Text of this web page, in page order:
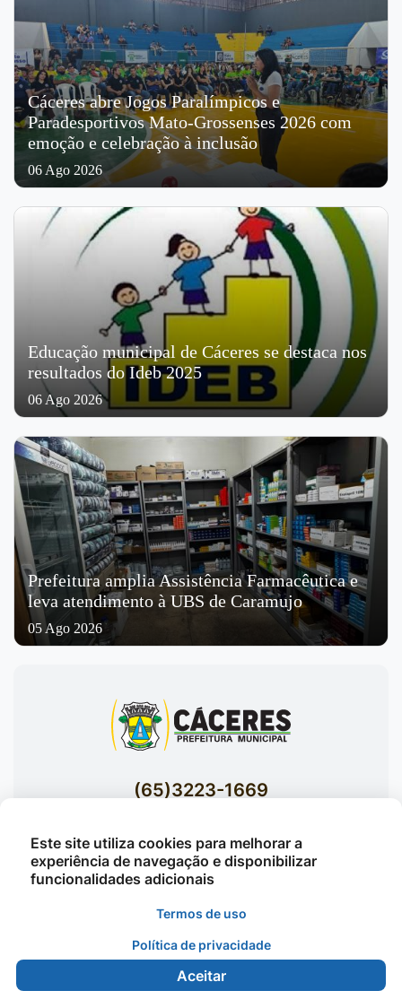
Cáceres abre Jogos Paralímpicos e
Paradesportivos Mato-Grossenses 2026 com
emoção e celebração à inclusão
06 Ago 2026
Educação municipal de Cáceres se destaca nos
resultados do Ideb 2025
06 Ago 2026
Prefeitura amplia Assistência Farmacêutica e
leva atendimento à UBS de Caramujo
05 Ago 2026
(65)3223-1669
Acessar E-mails Institucionais
Av. Brasil nº 119 Bairro Jardim Celeste -
©2026 - Prefeitura Municipal de Cáceres - Todos os
direitos reservados
Este site utiliza cookies para melhorar a
experiência de navegação e disponibilizar
funcionalidades adicionais
Termos de uso
Política de privacidade
Aceitar